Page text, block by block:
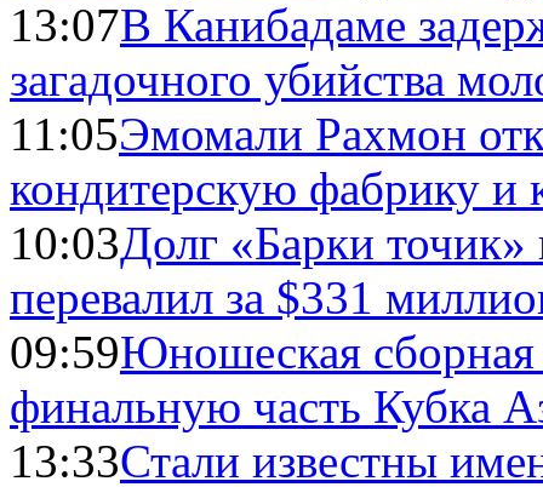
13:07В Канибадаме
загадочного убийства
11:05Эмомали Рахмон
кондитерскую фабрику и
10:03Долг «Барки
перевалил за $331
09:59Юношеская
финальную часть Кубка
13:33Стали известны